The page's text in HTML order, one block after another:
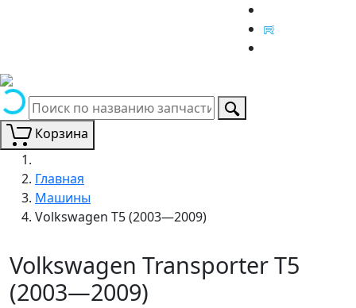
Корзина
Главная
Машины
Volkswagen T5 (2003—2009)
Volkswagen Transporter T5
(2003—2009)